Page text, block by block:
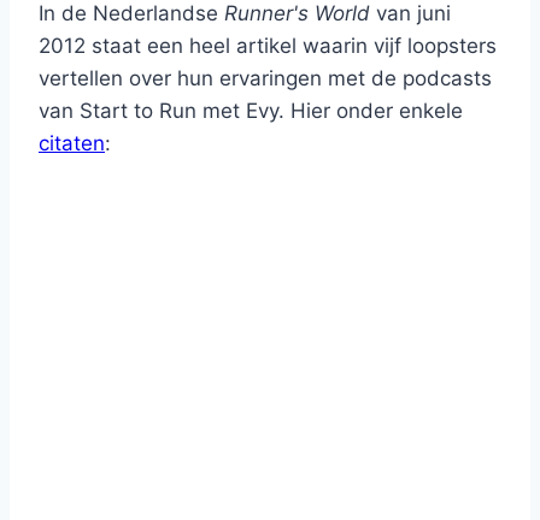
In de Nederlandse Runner's World van juni
2012 staat een heel artikel waarin vijf loopsters
vertellen over hun ervaringen met de podcasts
van Start to Run met Evy. Hier onder enkele
citaten: